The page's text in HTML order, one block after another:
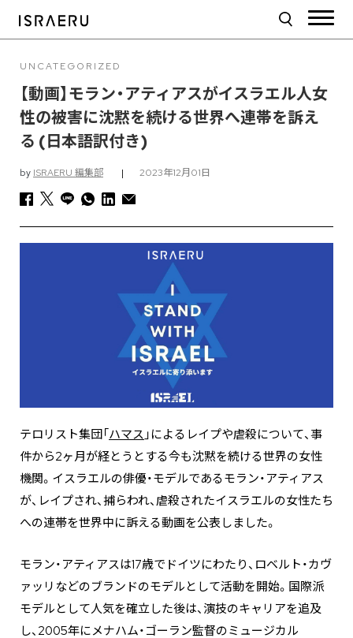
UNCATEGORIZED
【動画】モラン・アティアスがイスラエル人女
性の被害に沈黙を続ける世界へ連帯を訴え
る (日本語訳付き)
by ISRAERU 編集部 | 2023年12月01日
テロリスト集団「ハマス 」によるレイプや虐殺について、事
件から2ヶ月が経とうとする今も沈黙を続ける世界の女性
機関。イスラエルの俳優・モデルであるモラン・アティアス
が、レイプされ、捕らわれ、虐殺されたイスラエルの女性たち
への連帯を世界中に訴える動画を公表しました。
モラン・アティアスは17歳でドイツにわたり、ロベルト・カヴ
ァッリなどのブランドのモデルとして活動を開始。国際派
モデルとして人気を確立した後は、演技のキャリアを追及
し、2005年にメナハム・ゴーラン監督のミュージカル